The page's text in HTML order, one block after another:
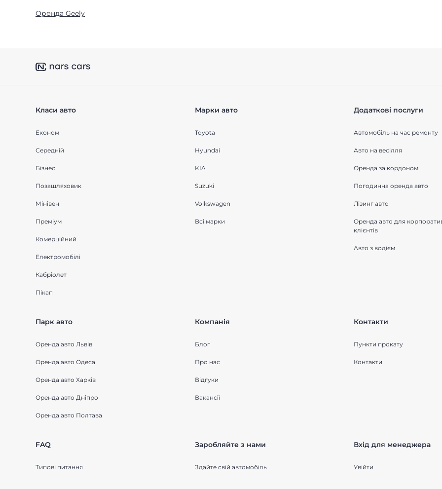
Оренда Geely
Класи авто
Економ
Середнiй
Бізнес
Позашляховик
Мінівен
Преміум
Комерційний
Електромобілі
Кабріолет
Пікап
Марки авто
Toyota
Hyundai
KIA
Suzuki
Volkswagen
Всі марки
Додаткові послуги
Автомобіль на час ремонту
Авто на весілля
Оренда за кордоном
Погодинна оренда авто
Лізинг авто
Оренда авто для
клієнтів
Авто з водієм
Парк авто
Оренда авто Львів
Оренда авто Одеса
Оренда авто Харків
Оренда авто Дніпро
Оренда авто Полтава
Компанія
Блог
Про нас
Відгуки
Вакансії
Контакти
Пункти прокату
Контакти
FAQ
Типові питання
Заробляйте з нами
Здайте свій автомобіль
Вхід для менеджера
Увійти